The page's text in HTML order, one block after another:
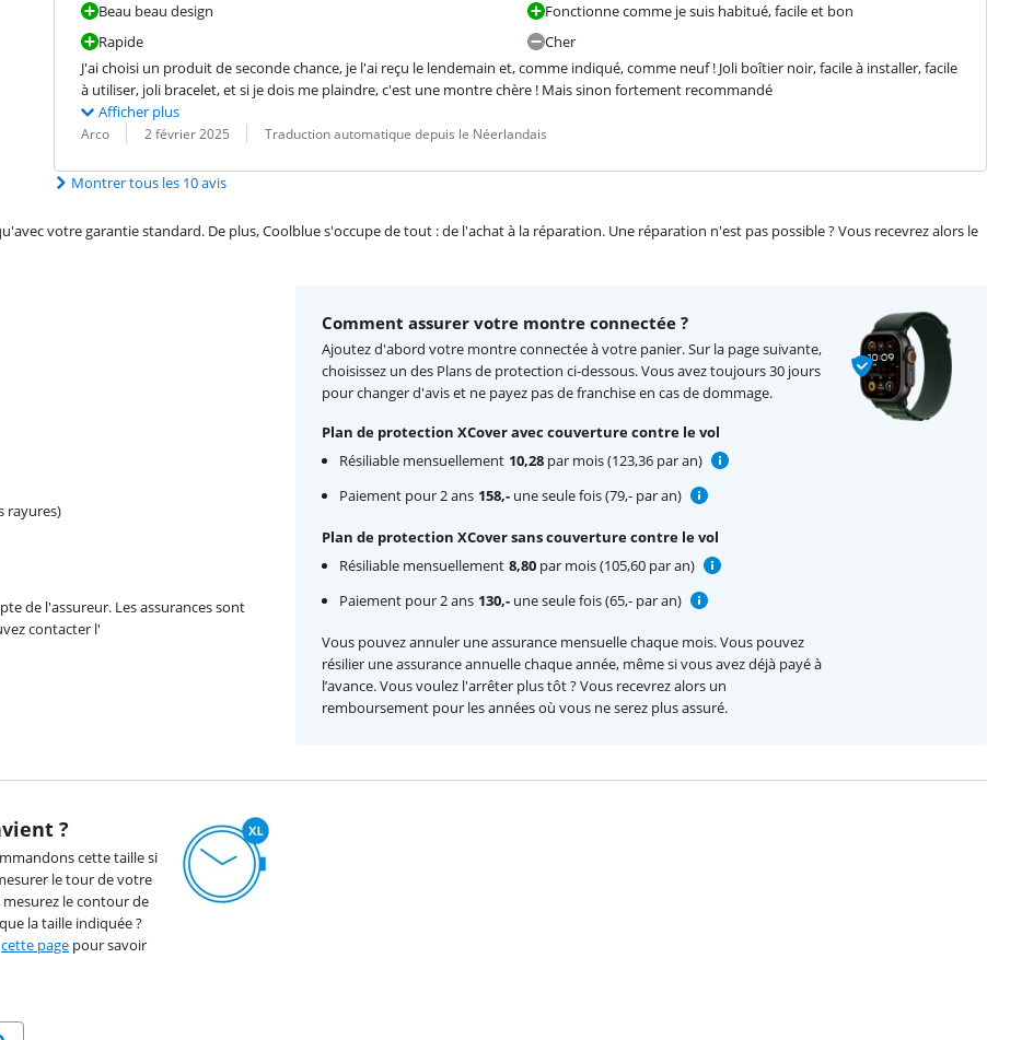
Beau beau design
Rapide
Fonctionne comme je suis habitué, facile et bon
Cher
J'ai choisi un produit de seconde chance, je l'ai reçu le lendemain et, comme indiqué, comme neuf ! Joli boîtier noir, facile à installer, facile
à utiliser, joli bracelet, et si je dois me plaindre, c'est une montre chère ! Mais sinon fortement recommandé
Afficher plus
Évaluation par :
Arco
Date : 2 février 2025
Traduction : Traduction automatique depuis le Néerlandais
Montrer tous les 10 avis
votre garantie standard. De plus, Coolblue s'occupe de tout : de l'achat à la réparation. Une réparation n'est pas possible ? Vous recevrez alors le
rayures)
de l'assureur. Les assurances sont
contacter l'
Comment assurer votre montre connectée ?
Ajoutez d'abord votre montre connectée à votre panier. Sur la page suivante,
choisissez un des Plans de protection ci-dessous. Vous avez toujours 30 jours
pour changer d'avis et ne payez pas de franchise en cas de dommage.
Plan de protection XCover avec couverture contre le vol
Résiliable mensuellement 10,28par mois (123,36 par an)
Paiement pour 2 ans 158,-une seule fois (79,- par an)
Plan de protection XCover sans couverture contre le vol
Résiliable mensuellement 8,80par mois (105,60 par an)
Paiement pour 2 ans 130,-une seule fois (65,- par an)
Vous pouvez annuler une assurance mensuelle chaque mois. Vous pouvez
résilier une assurance annuelle chaque année, même si vous avez déjà payé à
l’avance. Vous voulez l'arrêter plus tôt ? Vous recevrez alors un
remboursement pour les années où vous ne serez plus assuré.
?
cette taille si
le tour de votre
le contour de
la taille indiquée ?
cette page pour savoir